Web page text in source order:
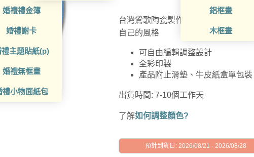
婚禮禮金簿
婚禮謝卡
禮主題貼紙(p)
婚禮無框畫
禮小物面紙包
鋁框畫
木框畫
台灣鶯歌陶瓷製作的設計款陶瓷杯墊
自己的風格
可自由編輯調整設計
全彩印製
產品附止滑墊、牛皮紙盒單包裝
出貨時間: 7-10個工作天
了解如何調整顏色?
預計到貨日: 2026/08/21 - 2026/08/28